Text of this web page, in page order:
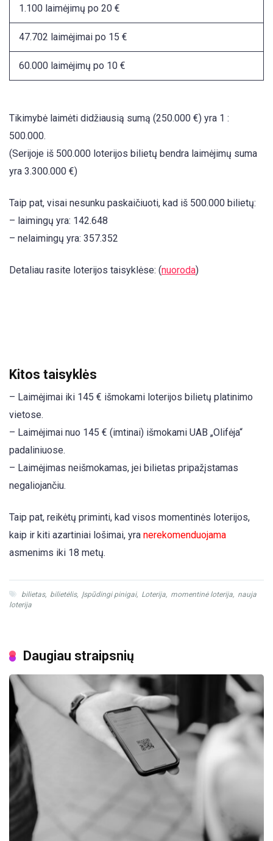
1.100 laimėjimų po 20 €
47.702 laimėjimai po 15 €
60.000 laimėjimų po 10 €
Tikimybė laimėti didžiausią sumą (250.000 €) yra 1 :
500.000.
(Serijoje iš 500.000 loterijos bilietų bendra laimėjimų suma
yra 3.300.000 €)
Taip pat, visai nesunku paskaičiuoti, kad iš 500.000 bilietų:
– laimingų yra: 142.648
– nelaimingų yra: 357.352
Detaliau rasite loterijos taisyklėse: (nuoroda)
Kitos taisyklės
– Laimėjimai iki 145 € išmokami loterijos bilietų platinimo
vietose.
– Laimėjimai nuo 145 € (imtinai) išmokami UAB „Olifėja“
padaliniuose.
– Laimėjimas neišmokamas, jei bilietas pripažįstamas
negaliojančiu.
Taip pat, reikėtų priminti, kad visos momentinės loterijos,
kaip ir kiti azartiniai lošimai, yra nerekomenduojama
asmenims iki 18 metų.
bilietas, bilietėlis, Įspūdingi pinigai, Loterija, momentinė loterija, nauja
loterija
Daugiau straipsnių